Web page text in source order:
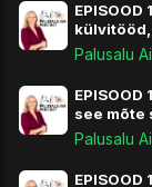
Palusalu
see mõte
Palusalu